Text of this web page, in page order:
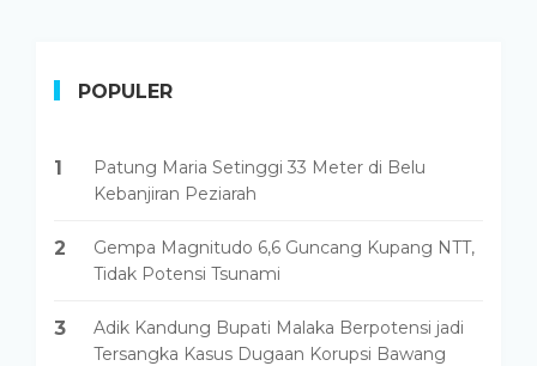
POPULER
1
Patung Maria Setinggi 33 Meter di Belu
Kebanjiran Peziarah
2
Gempa Magnitudo 6,6 Guncang Kupang NTT,
Tidak Potensi Tsunami
3
Adik Kandung Bupati Malaka Berpotensi jadi
Tersangka Kasus Dugaan Korupsi Bawang